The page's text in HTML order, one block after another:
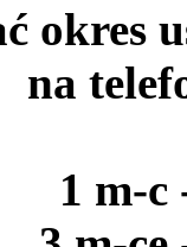
okres
na
1 m-c